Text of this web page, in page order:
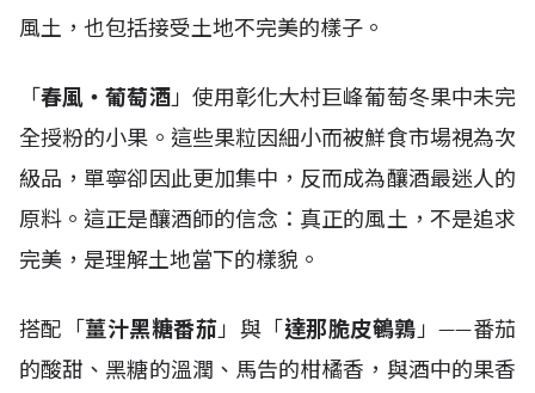
風土，也包括接受土地不完美的樣子。
「春風・葡萄酒」使用彰化大村巨峰葡萄冬果中未完
全授粉的小果。這些果粒因細小而被鮮食市場視為次
級品，單寧卻因此更加集中，反而成為釀酒最迷人的
原料。這正是釀酒師的信念：真正的風土，不是追求
完美，是理解土地當下的樣貌。
搭配「薑汁黑糖番茄」與「達那脆皮鵪鶉」——番茄
的酸甜、黑糖的溫潤、馬告的柑橘香，與酒中的果香